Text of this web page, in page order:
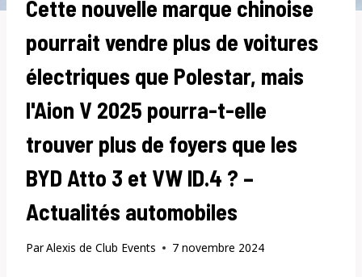
Cette nouvelle marque chinoise
pourrait vendre plus de voitures
électriques que Polestar, mais
l'Aion V 2025 pourra-t-elle
trouver plus de foyers que les
BYD Atto 3 et VW ID.4 ? –
Actualités automobiles
ParAlexis de Club Events 7 novembre 2024